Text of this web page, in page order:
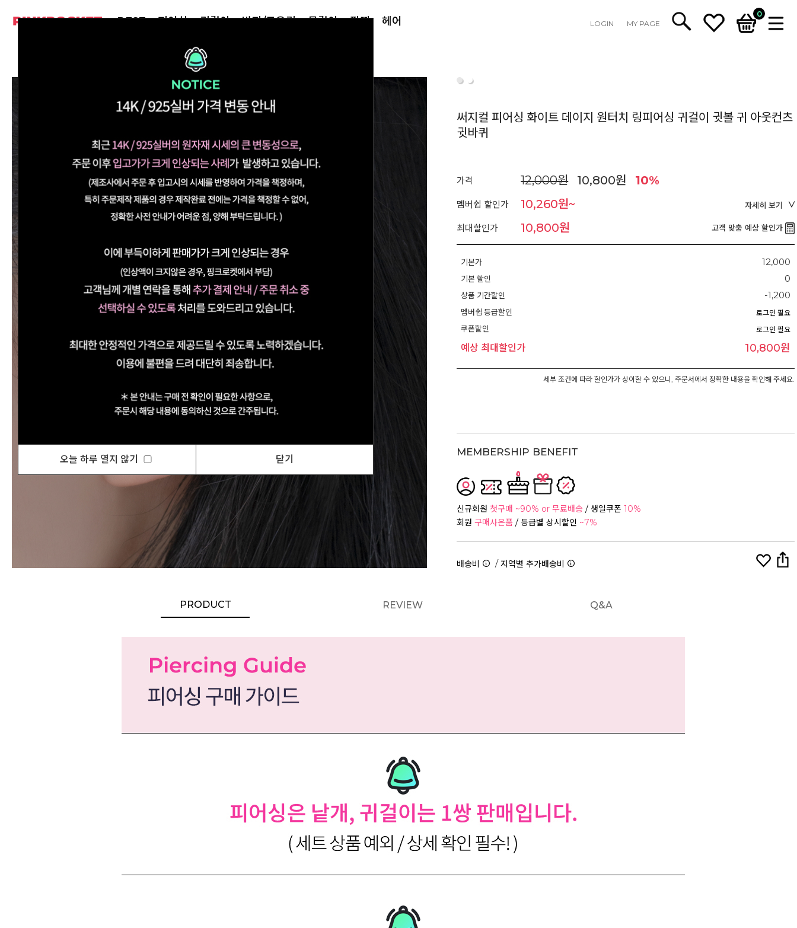
BEST 피어싱 귀걸이 반지/토우링 목걸이 팔찌 헤어 LOGIN MY PAGE
0
써지컬 피어싱 화이트 데이지 원터치 링피어싱 귀걸이 귓볼 귀 아웃컨츠
귓바퀴
가격 12,000원 10,800원 10%
멤버쉽 할인가 10,260원~ 자세히 보기
최대할인가 10,800원 고객 맞춤 예상 할인가
기본가 12,000
기본 할인 0
상품 기간할인 -1,200
멤버쉽 등급할인 로그인 필요
쿠폰할인 로그인 필요
예상 최대할인가 10,800원
세부 조건에 따라 할인가가 상이할 수 있으니, 주문서에서 정확한 내용을 확인해 주세요.
MEMBERSHIP BENEFIT
신규회원 첫구매 ~90% or 무료배송 / 생일쿠폰 10%
회원 구매사은품 / 등급별 상시할인 ~7%
배송비 /지역별 추가배송비
PRODUCT REVIEW Q&A
오늘 하루 열지 않기 닫기